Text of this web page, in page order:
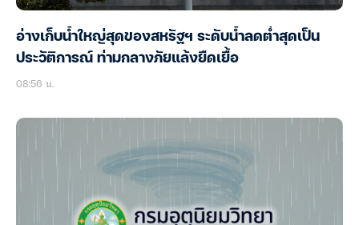
อ่างเก็บน้ำใหญ่สุดของสหรัฐฯ ระดับน้ำลดต่ำสุดเป็น
ประวัติการณ์ ท่ามกลางภัยแล้งยืดเยื้อ
08:56 น.